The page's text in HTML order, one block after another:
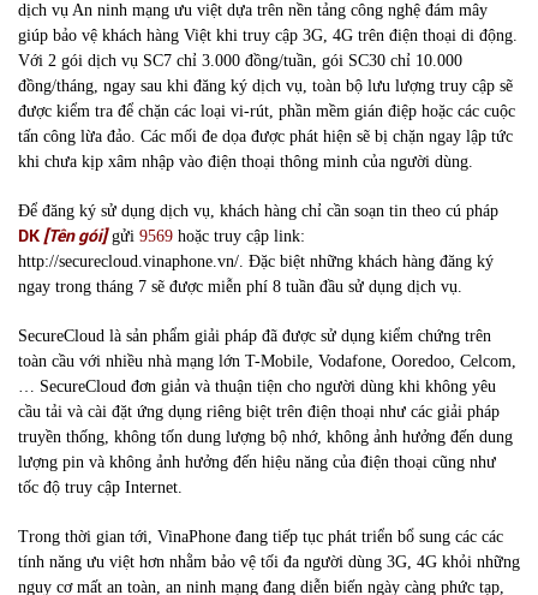
dịch vụ An ninh mạng ưu việt dựa trên nền tảng công nghệ đám mây
giúp bảo vệ khách hàng Việt khi truy cập 3G, 4G trên điện thoại di động.
Với 2 gói dịch vụ SC7 chỉ 3.000 đồng/tuần, gói SC30 chỉ 10.000
đồng/tháng, ngay sau khi đăng ký dịch vụ, toàn bộ lưu lượng truy cập sẽ
được kiểm tra để chặn các loại vi-rút, phần mềm gián điệp hoặc các cuộc
tấn công lừa đảo. Các mối đe dọa được phát hiện sẽ bị chặn ngay lập tức
khi chưa kịp xâm nhập vào điện thoại thông minh của người dùng.
Để đăng ký sử dụng dịch vụ, khách hàng chỉ cần soạn tin theo cú pháp
DK [Tên gói] gửi 9569 hoặc truy cập link:
http://securecloud.vinaphone.vn/. Đặc biệt những khách hàng đăng ký
ngay trong tháng 7 sẽ được miễn phí 8 tuần đầu sử dụng dịch vụ.
SecureCloud là sản phẩm giải pháp đã được sử dụng kiểm chứng trên
toàn cầu với nhiều nhà mạng lớn T-Mobile, Vodafone, Ooredoo, Celcom,
… SecureCloud đơn giản và thuận tiện cho người dùng khi không yêu
cầu tải và cài đặt ứng dụng riêng biệt trên điện thoại như các giải pháp
truyền thống, không tốn dung lượng bộ nhớ, không ảnh hưởng đến dung
lượng pin và không ảnh hưởng đến hiệu năng của điện thoại cũng như
tốc độ truy cập Internet.
Trong thời gian tới, VinaPhone đang tiếp tục phát triển bổ sung các các
tính năng ưu việt hơn nhằm bảo vệ tối đa người dùng 3G, 4G khỏi những
nguy cơ mất an toàn, an ninh mạng đang diễn biến ngày càng phức tạp,